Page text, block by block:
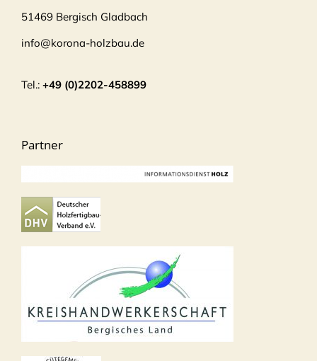
51469 Bergisch Gladbach
info@korona-holzbau.de
Tel.: +49 (0)2202-458899
Partner